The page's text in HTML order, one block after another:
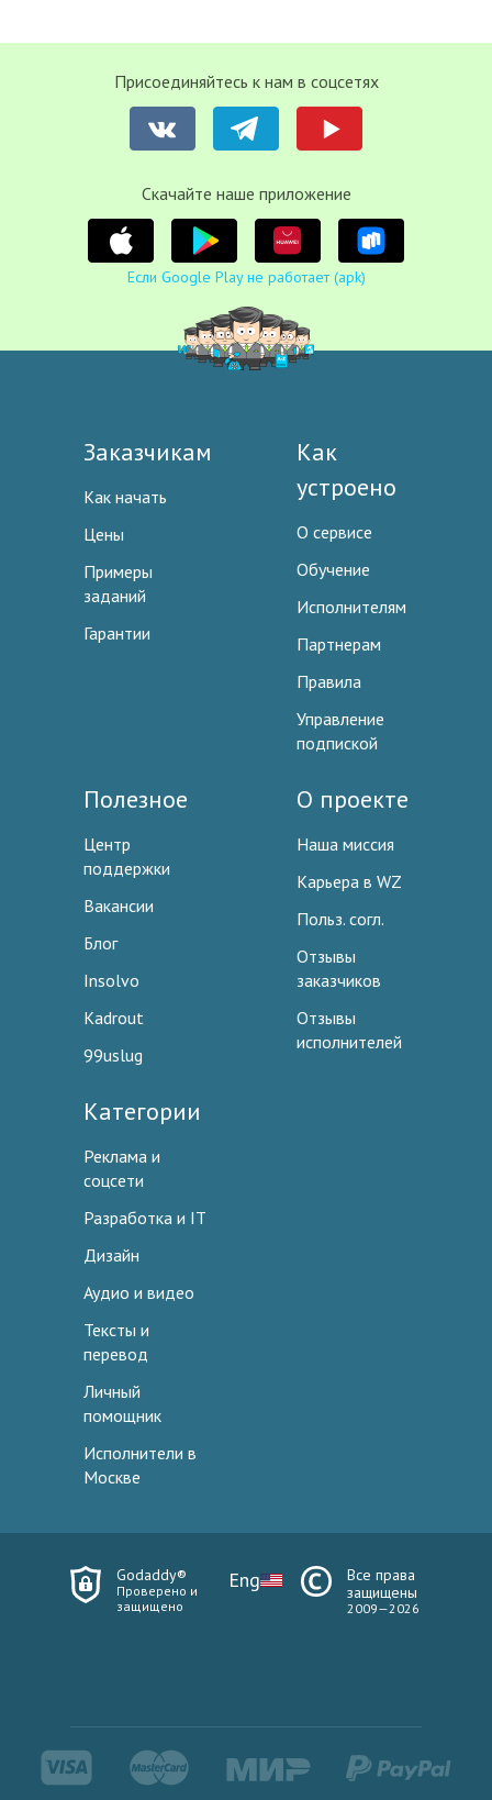
Присоединяйтесь к нам в соцсетях
Cкачайте наше приложение
Если Google Play не работает (apk)
Заказчикам
Как начать
Цены
Примеры
заданий
Гарантии
Как
устроено
О сервисе
Обучение
Исполнителям
Партнерам
Правила
Управление
подпиской
Полезное
Центр
поддержки
Вакансии
Блог
Insolvo
Kadrout
99uslug
О проекте
Наша миссия
Карьера в WZ
Польз. согл.
Отзывы
заказчиков
Отзывы
исполнителей
Категории
Реклама и
соцсети
Разработка и IT
Дизайн
Аудио и видео
Тексты и
перевод
Личный
помощник
Исполнители в
Москве
Godaddy®
Проверено и
защищено
Eng
Все права
защищены
2009—2026